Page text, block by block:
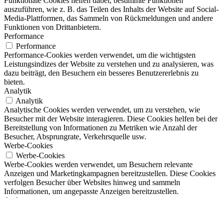
auszuführen, wie z. B. das Teilen des Inhalts der Website auf Social-
Media-Plattformen, das Sammeln von Rückmeldungen und andere
Funktionen von Drittanbietern.
Performance
Performance
Performance-Cookies werden verwendet, um die wichtigsten
Leistungsindizes der Website zu verstehen und zu analysieren, was
dazu beiträgt, den Besuchern ein besseres Benutzererlebnis zu
bieten.
Analytik
Analytik
Analytische Cookies werden verwendet, um zu verstehen, wie
Besucher mit der Website interagieren. Diese Cookies helfen bei der
Bereitstellung von Informationen zu Metriken wie Anzahl der
Besucher, Absprungrate, Verkehrsquelle usw.
Werbe-Cookies
Werbe-Cookies
Werbe-Cookies werden verwendet, um Besuchern relevante
Anzeigen und Marketingkampagnen bereitzustellen. Diese Cookies
verfolgen Besucher über Websites hinweg und sammeln
Informationen, um angepasste Anzeigen bereitzustellen.